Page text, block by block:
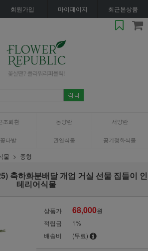
회원가입 마이페이지 최근본상품
조화환 동양란 서양란
꽃다발 관엽식물 공기정화식물
물 중형
축하화분배달 개업 거실 선물 집들이 인
테리어식물
상품가 68,000원
적립금
1%
배송비
(무료)